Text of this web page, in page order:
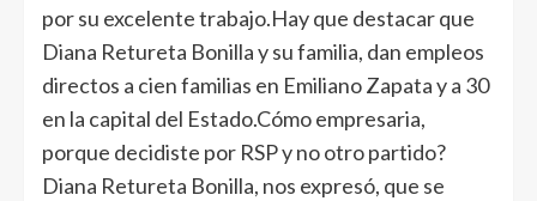
por su excelente trabajo.Hay que destacar que
Diana Retureta Bonilla y su familia, dan empleos
directos a cien familias en Emiliano Zapata y a 30
en la capital del Estado.Cómo empresaria,
porque decidiste por RSP y no otro partido?
Diana Retureta Bonilla, nos expresó, que se